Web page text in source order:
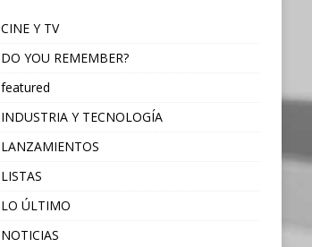
CINE Y TV
DO YOU REMEMBER?
featured
INDUSTRIA Y TECNOLOGÍA
LANZAMIENTOS
LISTAS
LO ÚLTIMO
NOTICIAS